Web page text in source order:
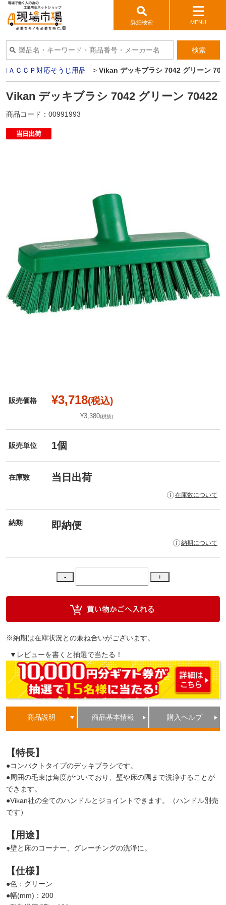
詳細検索 MENU
検索
ＨＡＣＣＰ対応そうじ用品 > Vikan デッキブラシ 7042 グリーン
Vikan デッキブラシ 7042 グリーン 70422
商品コード： 00991993
販売価格 ¥3,718(税込)
¥3,380(税抜)
販売単位 1個
在庫数 当日出荷
在庫数について
納期 即納便
納期について
※納期は在庫状況との兼ね合いがございます。
▼レビューを書くと抽選で当たる！
商品説明 商品基本情報 購入ヘルプ
【特長】
●コンパクトタイプのデッキブラシです。
●周囲の毛束は角度がついており、壁や床の隅まで洗浄することが
できます。
●Vikan社の全てのハンドルとジョイントできます。（ハンドル別売
です）
【用途】
●壁と床のコーナー、グレーチングの洗浄に。
【仕様】
●色：グリーン
●幅(mm)：200